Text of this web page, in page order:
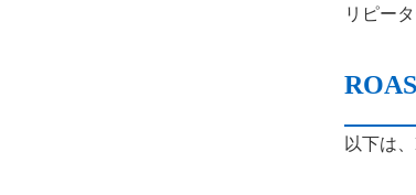
リピー
以下は